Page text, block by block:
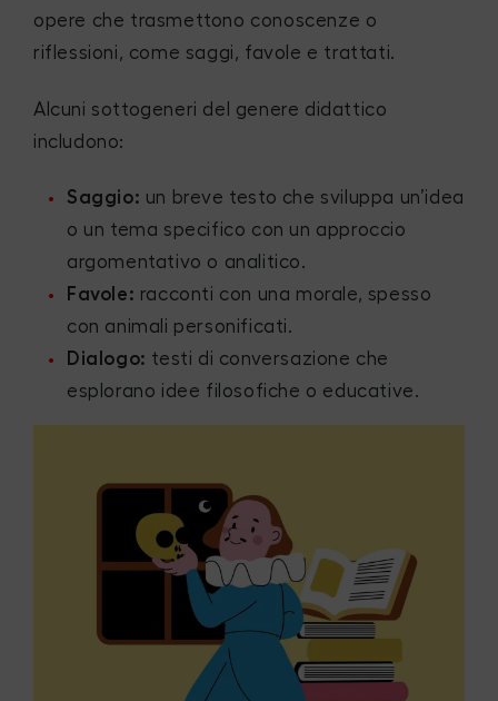
opere che trasmettono conoscenze o
riflessioni, come saggi, favole e trattati.
Alcuni sottogeneri del genere didattico
includono:
Saggio: un breve testo che sviluppa un’idea
o un tema specifico con un approccio
argomentativo o analitico.
Favole: racconti con una morale, spesso
con animali personificati.
Dialogo: testi di conversazione che
esplorano idee filosofiche o educative.